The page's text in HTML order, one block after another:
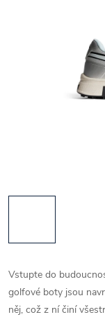
Vstupte do
golfové boty jsou
něj, což z ní činí